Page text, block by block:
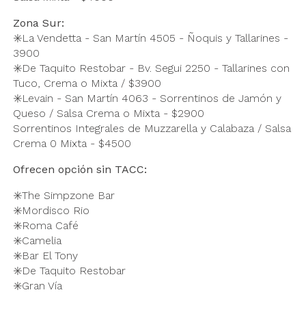
Zona Sur:
✳️La Vendetta - San Martín 4505 - Ñoquis y Tallarines -
3900
✳️De Taquito Restobar - Bv. Segui 2250 - Tallarines con
Tuco, Crema o Mixta / $3900
✳️Levain - San Martín 4063 - Sorrentinos de Jamón y
Queso / Salsa Crema o Mixta - $2900
Sorrentinos Integrales de Muzzarella y Calabaza / Salsa
Crema 0 Mixta - $4500
Ofrecen opción sin TACC:
✳️The Simpzone Bar
✳️Mordisco Rio
✳️Roma Café
✳️Camelia
✳️Bar El Tony
✳️De Taquito Restobar
✳️Gran Vía